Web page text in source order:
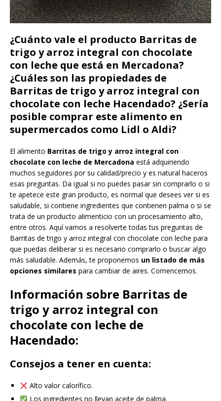
¿Cuánto vale el producto Barritas de
trigo y arroz integral con chocolate
con leche que está en Mercadona?
¿Cuáles son las propiedades de
Barritas de trigo y arroz integral con
chocolate con leche Hacendado? ¿Sería
posible comprar este alimento en
supermercados como Lidl o Aldi?
El alimento Barritas de trigo y arroz integral con
chocolate con leche de Mercadona está adquiriendo
muchos seguidores por su calidad/precio y es natural haceros
esas preguntas. Da igual si no puedes pasar sin comprarlo o si
te apetece este gran producto, es normal que desees ver si es
saludable, si contiene ingredientes que contienen palma o si se
trata de un producto alimenticio con un procesamiento alto,
entre otros. Aquí vamos a resolverte todas tus preguntas de
Barritas de trigo y arroz integral con chocolate con leche para
que puedas deliberar si es necesario comprarlo o buscar algo
más saludable. Además, te proponemos un listado de más
opciones similares para cambiar de aires. Comencemos.
Información sobre Barritas de
trigo y arroz integral con
chocolate con leche de
Hacendado:
Consejos a tener en cuenta:
Alto valor calorífico.
Los ingredientes no llevan aceite de palma.